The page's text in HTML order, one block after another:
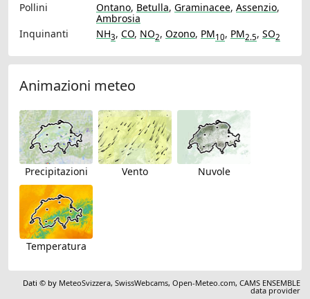
Pollini
Ontano, Betulla, Graminacee, Assenzio,
Ambrosia
Inquinanti
NH3, CO, NO2, Ozono, PM10, PM2.5, SO2
Animazioni meteo
Precipitazioni Vento Nuvole
Temperatura
Dati © by MeteoSvizzera,SwissWebcams,Open-Meteo.com,CAMS ENSEMBLE
data provider